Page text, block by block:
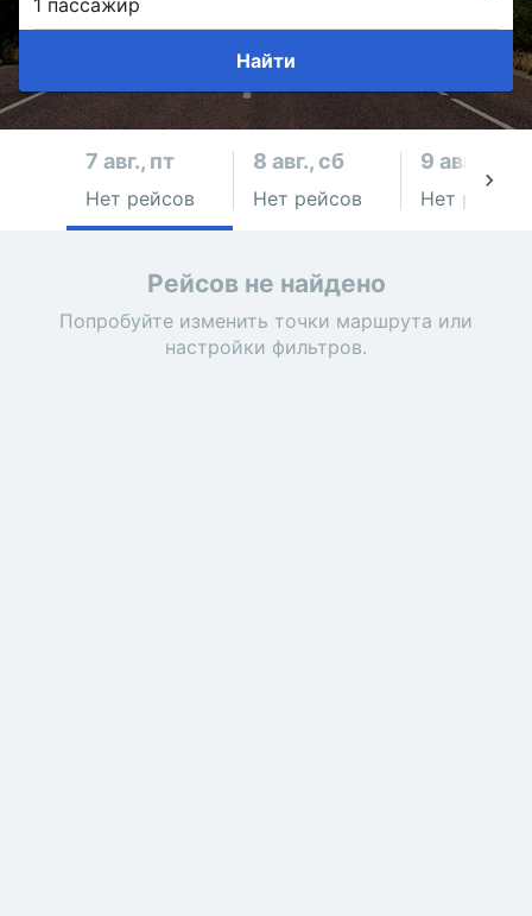
Найти
7 авг., пт
Нет рейсов
8 авг., сб
Нет рейсов
9 авг., вс
Нет рейсов
Рейсов не найдено
Попробуйте изменить точки маршрута или
настройки фильтров.